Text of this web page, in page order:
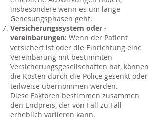
insbesondere wenn es um lange
Genesungsphasen geht.
Versicherungssystem oder -
vereinbarungen: Wenn der Patient
versichert ist oder die Einrichtung eine
Vereinbarung mit bestimmten
Versicherungsgesellschaften hat, können
die Kosten durch die Police gesenkt oder
teilweise übernommen werden.
Diese Faktoren bestimmen zusammen
den Endpreis, der von Fall zu Fall
erheblich variieren kann.